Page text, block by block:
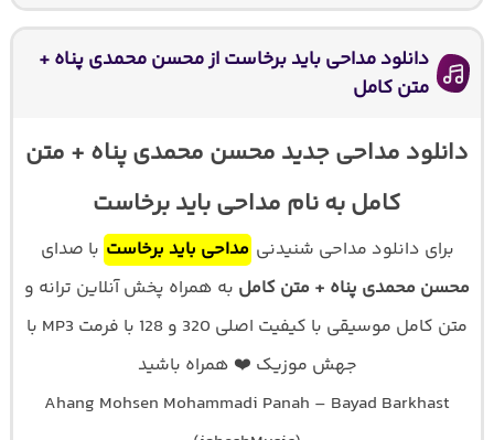
دانلود مداحی باید برخاست از محسن محمدی پناه +
متن کامل
دانلود مداحی جدید محسن محمدی پناه + متن
کامل به نام مداحی باید برخاست
برای دانلود مداحی شنیدنی مداحی باید برخاست با صدای
محسن محمدی پناه + متن کامل به همراه پخش آنلاین ترانه و
متن کامل موسیقی با کیفیت اصلی 320 و 128 با فرمت MP3 با
جهش موزیک ❤️ همراه باشید
Ahang Mohsen Mohammadi Panah – Bayad Barkhast